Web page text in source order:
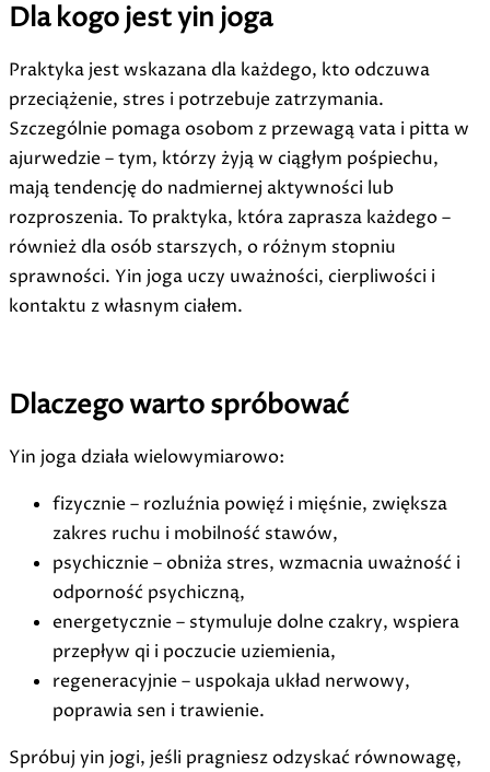
Dla kogo jest yin joga
Praktyka jest wskazana dla każdego, kto odczuwa
przeciążenie, stres i potrzebuje zatrzymania.
Szczególnie pomaga osobom z przewagą vata i pitta w
ajurwedzie – tym, którzy żyją w ciągłym pośpiechu,
mają tendencję do nadmiernej aktywności lub
rozproszenia. To praktyka, która zaprasza każdego –
również dla osób starszych, o różnym stopniu
sprawności. Yin joga uczy uważności, cierpliwości i
kontaktu z własnym ciałem.
Dlaczego warto spróbować
Yin joga działa wielowymiarowo:
fizycznie – rozluźnia powięź i mięśnie, zwiększa
zakres ruchu i mobilność stawów,
psychicznie – obniża stres, wzmacnia uważność i
odporność psychiczną,
energetycznie – stymuluje dolne czakry, wspiera
przepływ qi i poczucie uziemienia,
regeneracyjnie – uspokaja układ nerwowy,
poprawia sen i trawienie.
Spróbuj yin jogi, jeśli pragniesz odzyskać równowagę,